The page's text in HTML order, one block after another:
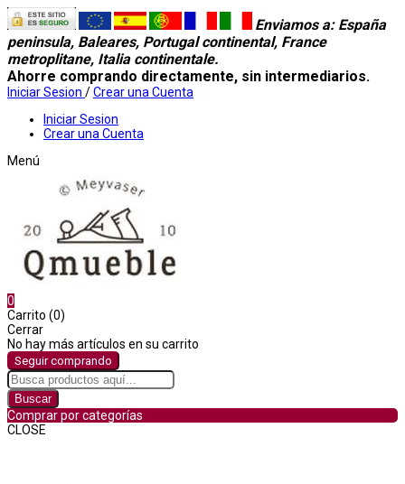
Enviamos a: España
peninsula, Baleares, Portugal continental, France
metroplitane, Italia continentale.
Ahorre comprando directamente, sin intermediarios.
Iniciar Sesion /Crear una Cuenta
Iniciar Sesion
Crear una Cuenta
Menú
0
Carrito (0)
Cerrar
No hay más artículos en su carrito
Seguir comprando
Buscar
Comprar por categorías
CLOSE